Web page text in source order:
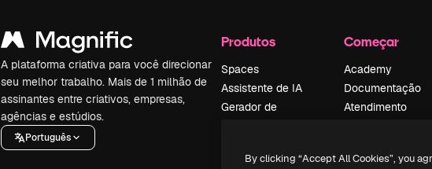
A plataforma criativa para você direcionar
seu melhor trabalho. Mais de 1 milhão de
assinantes entre criativos, empresas,
agências e estúdios.
Português
Produtos
Spaces
Assistente de IA
Gerador de
Texto para voz
Começar
Academy
Documentação
Atendimento
Política de
By clicking “Accept All Cookies”, you